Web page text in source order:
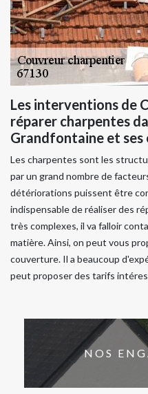
Les interventions de
réparer charpentes
Grandfontaine et ses
Les charpentes sont les
par un grand nombre de
détériorations puissent être
indispensable de réaliser des
très complexes, il va falloir
matière. Ainsi, on peut vous
couverture. Il a beaucoup
peut proposer des tarifs
NOS